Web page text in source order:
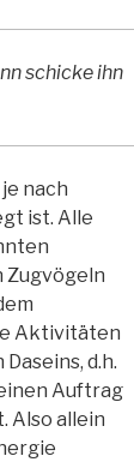
schicke ihn
nach
ist. Alle
Zugvögeln
Aktivitäten
d.h.
Auftrag
Also allein